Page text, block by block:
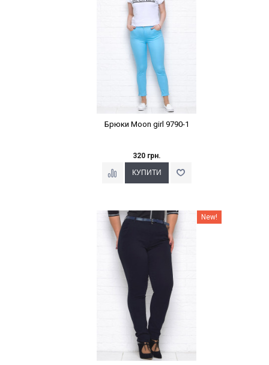
Брюки Moon girl 9790-1
320 грн.
Наклейки Варіант з % New!